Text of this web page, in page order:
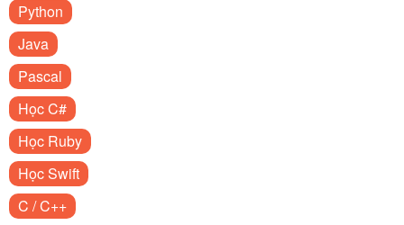
Python
Java
Pascal
Học C#
Học Ruby
Học Swift
C / C++